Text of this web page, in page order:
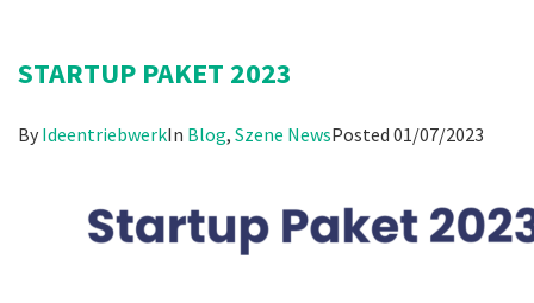
STARTUP PAKET 2023
By IdeentriebwerkIn Blog, Szene NewsPosted 01/07/2023